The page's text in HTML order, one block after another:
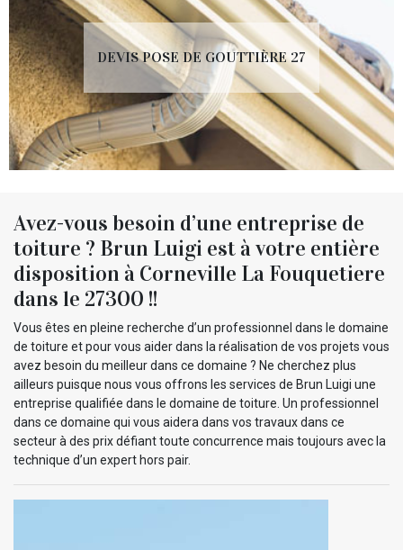
DEVIS POSE DE GOUTTIÈRE 27
Avez-vous besoin d’une entreprise de
toiture ? Brun Luigi est à votre entière
disposition à Corneville La Fouquetiere
dans le 27300 !!
Vous êtes en pleine recherche d’un professionnel dans le domaine
de toiture et pour vous aider dans la réalisation de vos projets vous
avez besoin du meilleur dans ce domaine ? Ne cherchez plus
ailleurs puisque nous vous offrons les services de Brun Luigi une
entreprise qualifiée dans le domaine de toiture. Un professionnel
dans ce domaine qui vous aidera dans vos travaux dans ce
secteur à des prix défiant toute concurrence mais toujours avec la
technique d’un expert hors pair.